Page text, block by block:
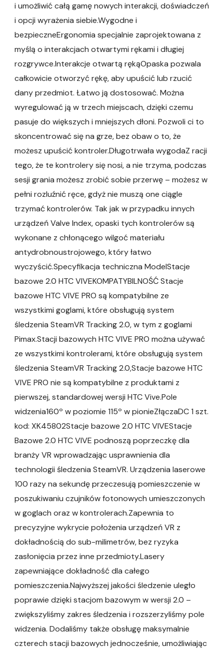
i umożliwić całą gamę nowych interakcji, doświadczeń
i opcji wyrażenia siebie.Wygodne i
bezpieczneErgonomia specjalnie zaprojektowana z
myślą o interakcjach otwartymi rękami i długiej
rozgrywce.Interakcje otwartą rękąOpaska pozwala
całkowicie otworzyć rękę, aby upuścić lub rzucić
dany przedmiot. Łatwo ją dostosować. Można
wyregulować ją w trzech miejscach, dzięki czemu
pasuje do większych i mniejszych dłoni. Pozwoli ci to
skoncentrować się na grze, bez obaw o to, że
możesz upuścić kontroler.Długotrwała wygodaZ racji
tego, że te kontrolery się nosi, a nie trzyma, podczas
sesji grania możesz zrobić sobie przerwę – możesz w
pełni rozluźnić ręce, gdyż nie muszą one ciągle
trzymać kontrolerów. Tak jak w przypadku innych
urządzeń Valve Index, opaski tych kontrolerów są
wykonane z chłonącego wilgoć materiału
antydrobnoustrojowego, który łatwo
wyczyścić.Specyfikacja techniczna ModelStacje
bazowe 2.0 HTC VIVEKOMPATYBILNOŚĆ Stacje
bazowe HTC VIVE PRO są kompatybilne ze
wszystkimi goglami, które obsługują system
śledzenia SteamVR Tracking 2.0, w tym z goglami
Pimax.Stacji bazowych HTC VIVE PRO można używać
ze wszystkimi kontrolerami, które obsługują system
śledzenia SteamVR Tracking 2.0,Stacje bazowe HTC
VIVE PRO nie są kompatybilne z produktami z
pierwszej, standardowej wersji HTC Vive.Pole
widzenia160º w poziomie 115º w pionieZłączaDC 1 szt.
kod: XK45802Stacje bazowe 2.0 HTC VIVEStacje
Bazowe 2.0 HTC VIVE podnoszą poprzeczkę dla
branży VR wprowadzając usprawnienia dla
technologii śledzenia SteamVR. Urządzenia laserowe
100 razy na sekundę przeczesują pomieszczenie w
poszukiwaniu czujników fotonowych umieszczonych
w goglach oraz w kontrolerach.Zapewnia to
precyzyjne wykrycie położenia urządzeń VR z
dokładnością do sub-milimetrów, bez ryzyka
zasłonięcia przez inne przedmioty.Lasery
zapewniające dokładność dla całego
pomieszczenia.Najwyższej jakości śledzenie uległo
poprawie dzięki stacjom bazowym w wersji 2.0 –
zwiększyliśmy zakres śledzenia i rozszerzyliśmy pole
widzenia. Dodaliśmy także obsługę maksymalnie
czterech stacji bazowych jednocześnie, umożliwiając